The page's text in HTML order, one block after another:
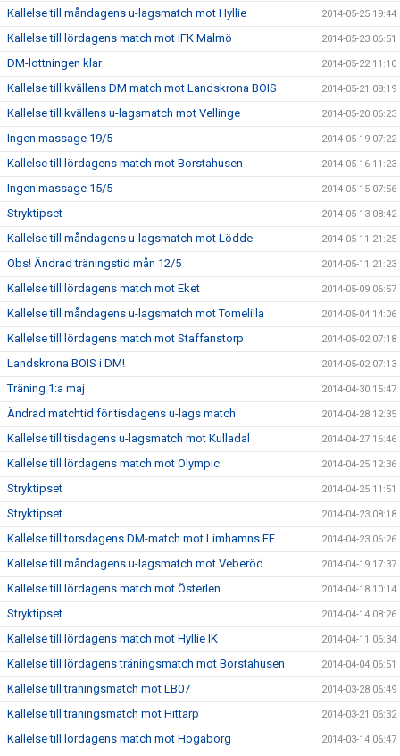
Kallelse till måndagens u-lagsmatch mot Hyllie 2014-05-25 19:44
Kallelse till lördagens match mot IFK Malmö 2014-05-23 06:51
DM-lottningen klar 2014-05-22 11:10
Kallelse till kvällens DM match mot Landskrona BOIS 2014-05-21 08:19
Kallelse till kvällens u-lagsmatch mot Vellinge 2014-05-20 06:23
Ingen massage 19/5 2014-05-19 07:22
Kallelse till lördagens match mot Borstahusen 2014-05-16 11:23
Ingen massage 15/5 2014-05-15 07:56
Stryktipset 2014-05-13 08:42
Kallelse till måndagens u-lagsmatch mot Lödde 2014-05-11 21:25
Obs! Ändrad träningstid mån 12/5 2014-05-11 21:23
Kallelse till lördagens match mot Eket 2014-05-09 06:57
Kallelse till måndagens u-lagsmatch mot Tomelilla 2014-05-04 14:06
Kallelse till lördagens match mot Staffanstorp 2014-05-02 07:18
Landskrona BOIS i DM! 2014-05-02 07:13
Träning 1:a maj 2014-04-30 15:47
Ändrad matchtid för tisdagens u-lags match 2014-04-28 12:35
Kallelse till tisdagens u-lagsmatch mot Kulladal 2014-04-27 16:46
Kallelse till lördagens match mot Olympic 2014-04-25 12:36
Stryktipset 2014-04-25 11:51
Stryktipset 2014-04-23 08:18
Kallelse till torsdagens DM-match mot Limhamns FF 2014-04-23 06:26
Kallelse till måndagens u-lagsmatch mot Veberöd 2014-04-19 17:37
Kallelse till lördagens match mot Österlen 2014-04-18 10:14
Stryktipset 2014-04-14 08:26
Kallelse till lördagens match mot Hyllie IK 2014-04-11 06:34
Kallelse till lördagens träningsmatch mot Borstahusen 2014-04-04 06:51
Kallelse till träningsmatch mot LB07 2014-03-28 06:49
Kallelse till träningsmatch mot Hittarp 2014-03-21 06:32
Kallelse till lördagens match mot Högaborg 2014-03-14 06:47